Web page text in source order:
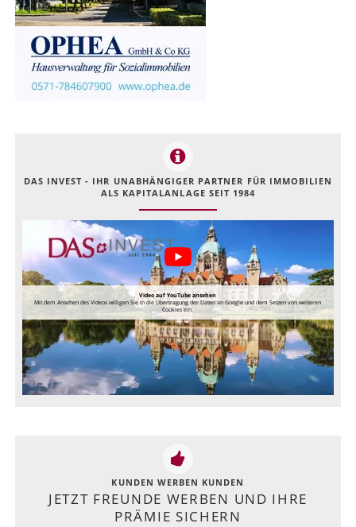
DAS INVEST - IHR UNABHÄNGIGER PARTNER FÜR IMMOBILIEN
ALS KAPITALANLAGE SEIT 1984
Video auf YouTube ansehen
Mit dem Ansehen des Videos willigen Sie in die Übertragung der Daten an Google und dem Setzen von weiteren
Cookies ein.
KUNDEN WERBEN KUNDEN
JETZT FREUNDE WERBEN UND IHRE
PRÄMIE SICHERN